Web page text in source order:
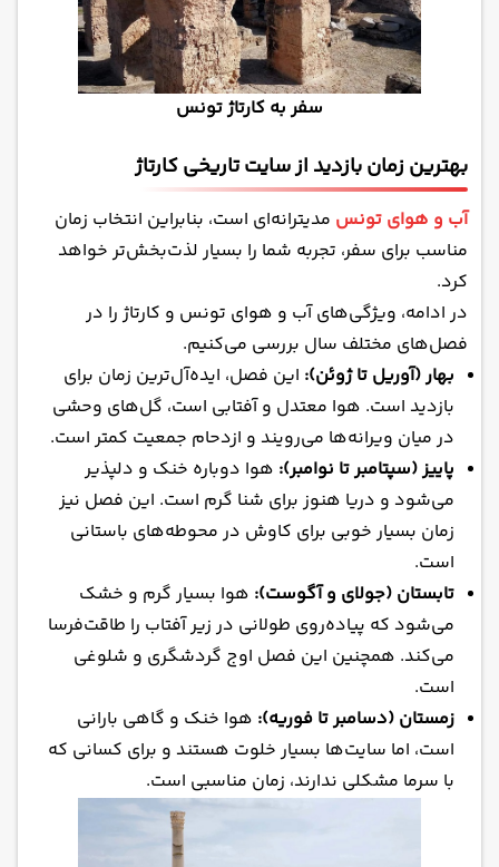
سفر به کارتاژ تونس
بهترین زمان بازدید از سایت تاریخی کارتاژ
آب و هوای تونس مدیترانه‌ای است، بنابراین انتخاب زمان
مناسب برای سفر، تجربه شما را بسیار لذت‌بخش‌تر خواهد
کرد.
در ادامه، ویژگی‌های آب و هوای تونس و کارتاژ را در
فصل‌های مختلف سال بررسی می‌کنیم.
بهار (آوریل تا ژوئن): این فصل، ایده‌آل‌ترین زمان برای
بازدید است. هوا معتدل و آفتابی است، گل‌های وحشی
در میان ویرانه‌ها می‌رویند و ازدحام جمعیت کمتر است.
پاییز (سپتامبر تا نوامبر): هوا دوباره خنک و دلپذیر
می‌شود و دریا هنوز برای شنا گرم است. این فصل نیز
زمان بسیار خوبی برای کاوش در محوطه‌های باستانی
است.
تابستان (جولای و آگوست): هوا بسیار گرم و خشک
می‌شود که پیاده‌روی طولانی در زیر آفتاب را طاقت‌فرسا
می‌کند. همچنین این فصل اوج گردشگری و شلوغی
است.
زمستان (دسامبر تا فوریه): هوا خنک و گاهی بارانی
است، اما سایت‌ها بسیار خلوت هستند و برای کسانی که
با سرما مشکلی ندارند، زمان مناسبی است.